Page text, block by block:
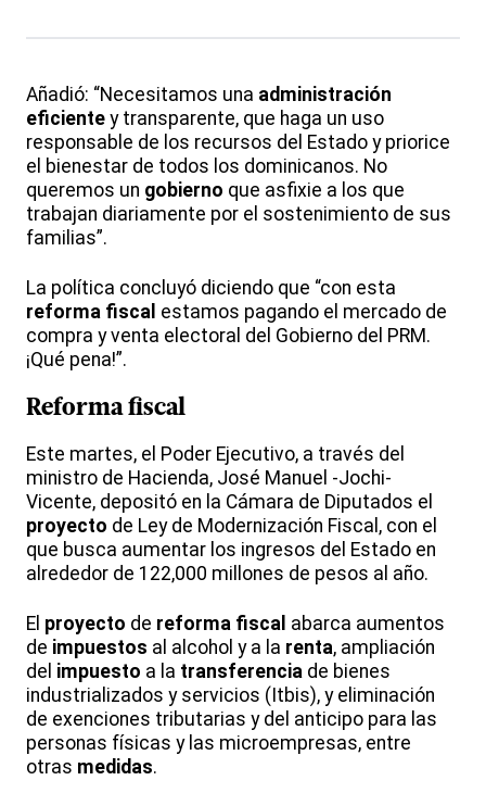
Añadió: “Necesitamos una administración
eficiente y transparente, que haga un uso
responsable de los recursos del Estado y priorice
el bienestar de todos los dominicanos. No
queremos un gobierno que asfixie a los que
trabajan diariamente por el sostenimiento de sus
familias”.
La política concluyó diciendo que “con esta
reforma fiscal estamos pagando el mercado de
compra y venta electoral del Gobierno del PRM.
¡Qué pena!”.
Reformafiscal
Este martes, el Poder Ejecutivo, a través del
ministro de Hacienda, José Manuel -Jochi-
Vicente, depositó en la Cámara de Diputados el
proyecto de Ley de Modernización Fiscal, con el
que busca aumentar los ingresos del Estado en
alrededor de 122,000 millones de pesos al año.
El proyecto de reforma fiscal abarca aumentos
de impuestos al alcohol y a la renta, ampliación
del impuesto a la transferencia de bienes
industrializados y servicios (Itbis), y eliminación
de exenciones tributarias y del anticipo para las
personas físicas y las microempresas, entre
otras medidas.